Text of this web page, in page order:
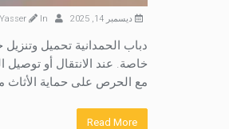
ديسمبر 14, 2025 In
دباب الحمدانية تحميل
خاصة. عند الانتقال أو توصيل
مع الحرص على حماية الأثاث
Read More